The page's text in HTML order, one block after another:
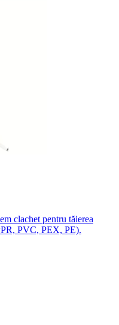
clachet pentru tăierea
PVC, PEX, PE).